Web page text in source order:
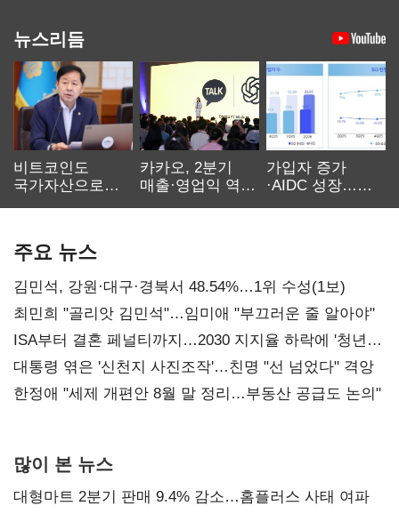
뉴스리듬
비트코인도
국가자산으로…'
카카오, 2분기
매출·영업익 역대
가입자 증가
·AIDC 성장…
주요 뉴스
김민석, 강원·대구·경북서 48.54%…1위 수성(1보)
최민희 "골리앗 김민석"…임미애 "부끄러운 줄 알아야"
ISA부터 결혼 페널티까지…2030 지지율 하락에 '청년
챙기기'
대통령 엮은 '신천지 사진조작'…친명 "선 넘었다" 격앙
한정애 "세제 개편안 8월 말 정리…부동산 공급도 논의"
많이 본 뉴스
대형마트 2분기 판매 9.4% 감소…홈플러스 사태 여파